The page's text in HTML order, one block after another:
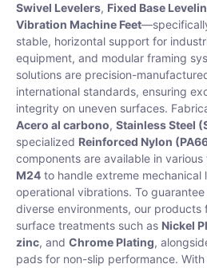
Swivel Levelers, Fixed Base
Vibration Machine Feet
stable, horizontal support for
equipment, and modular framing
solutions are precision-
international standards, ensuring
integrity on uneven surfaces.
Acero al carbono, Stainless Steel
specialized Reinforced Nylon
components are available in
M24 to handle extreme mechanical
operational vibrations. To
diverse environments, our products
surface treatments such as Nickel
zinc, and Chrome Plating,
pads for non-slip performance.